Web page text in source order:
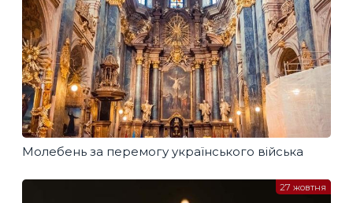
Молебень за перемогу українського війська
27 жовтня